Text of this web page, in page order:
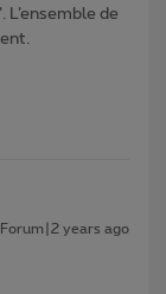
L’ensemble de
years ago